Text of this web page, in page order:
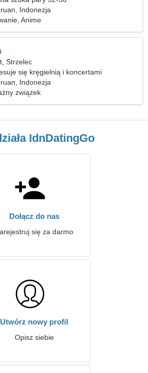
Indonezja
Anime
Strzelec
się kręgielnią i koncertami
Indonezja
związek
IdnDatingGo
Dołącz do nas
się za darmo
Utwórz nowy profil
Opisz siebie